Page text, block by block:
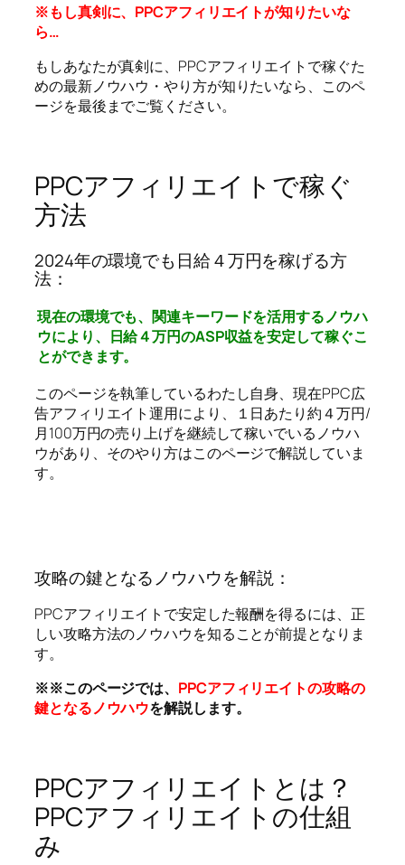
※もし真剣に、PPCアフィリエイトが知りたいな
ら…
もしあなたが真剣に、PPCアフィリエイトで稼ぐた
めの最新ノウハウ・やり方が知りたいなら、このペ
ージを最後までご覧ください。
PPCアフィリエイトで稼ぐ
方法
2024年の環境でも日給４万円を稼げる方
法：
現在の環境でも、関連キーワードを活用するノウハ
ウにより、日給４万円のASP収益を安定して稼ぐこ
とができます。
このページを執筆しているわたし自身、現在PPC広
告アフィリエイト運用により、１日あたり約４万円/
月100万円の売り上げを継続して稼いでいるノウハ
ウがあり、そのやり方はこのページで解説していま
す。
攻略の鍵となるノウハウを解説：
PPCアフィリエイトで安定した報酬を得るには、正
しい攻略方法のノウハウを知ることが前提となりま
す。
※※このページでは、 PPCアフィリエイトの攻略の
鍵となるノウハウを解説します。
PPCアフィリエイトとは？
PPCアフィリエイトの仕組
み